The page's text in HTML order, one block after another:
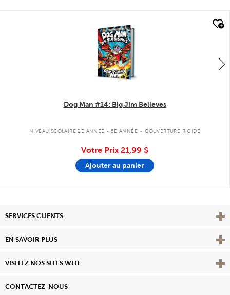
Dog Man #14: Big Jim Believes
NIVEAU SCOLAIRE 2E ANNÉE - 5E ANNÉE . COUVERTURE RIGIDE
Votre Prix 21,99 $
Ajouter au panier
SERVICES CLIENTS
EN SAVOIR PLUS View
VISITEZ NOS SITES WEB
CONTACTEZ-NOUS